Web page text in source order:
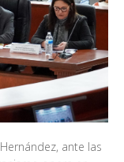
ante las